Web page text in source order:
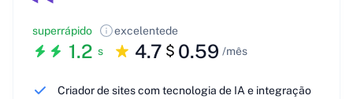
superrápido
1.2 s
excelente
4.7
de
$ 0.59 /mês
Criador de sites com tecnologia de IA e integração